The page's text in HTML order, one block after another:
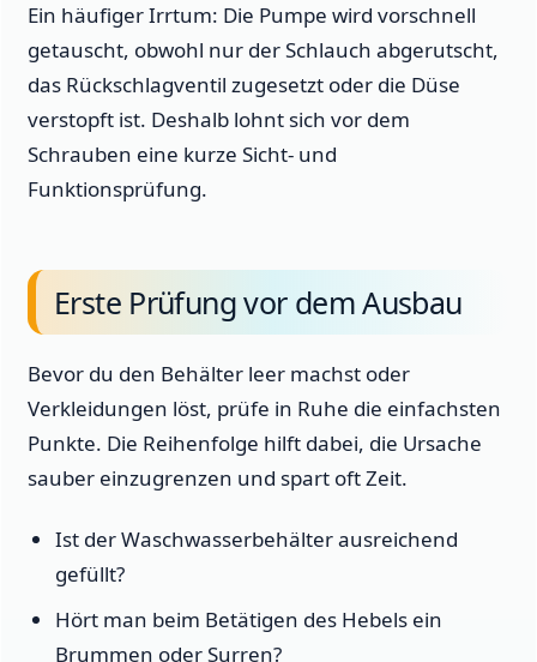
Ein häufiger Irrtum: Die Pumpe wird vorschnell
getauscht, obwohl nur der Schlauch abgerutscht,
das Rückschlagventil zugesetzt oder die Düse
verstopft ist. Deshalb lohnt sich vor dem
Schrauben eine kurze Sicht- und
Funktionsprüfung.
Erste Prüfung vor dem Ausbau
Bevor du den Behälter leer machst oder
Verkleidungen löst, prüfe in Ruhe die einfachsten
Punkte. Die Reihenfolge hilft dabei, die Ursache
sauber einzugrenzen und spart oft Zeit.
Ist der Waschwasserbehälter ausreichend
gefüllt?
Hört man beim Betätigen des Hebels ein
Brummen oder Surren?